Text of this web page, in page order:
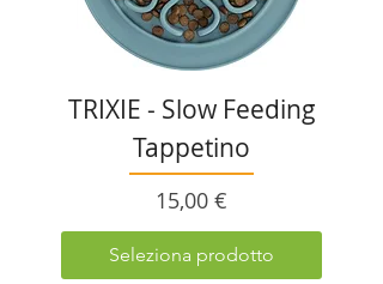
TRIXIE - Slow Feeding
Tappetino
Prezzo
15,00 €
Seleziona prodotto